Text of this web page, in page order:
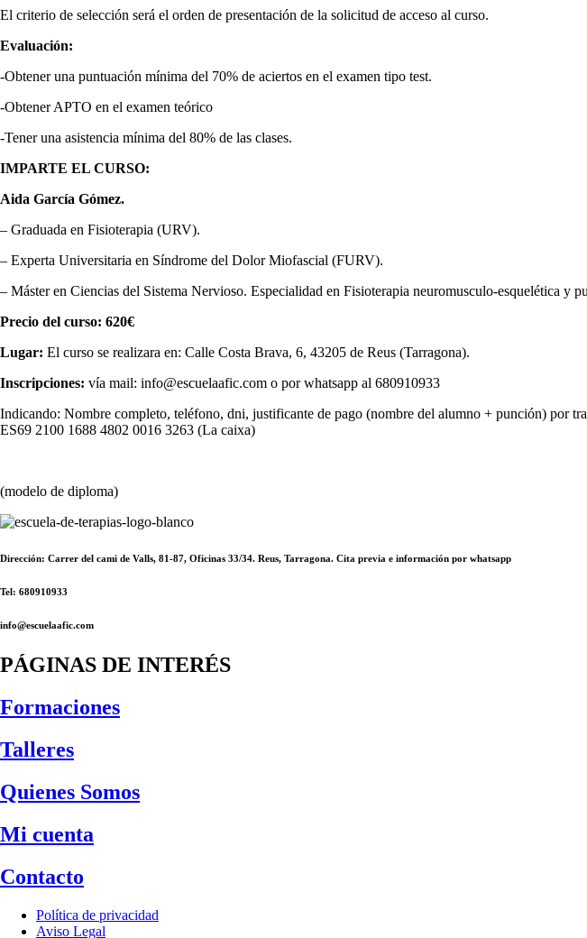
El criterio de selección será el orden de presentación de la solicitud de acceso al curso.
Evaluación:
-Obtener una puntuación mínima del 70% de aciertos en el examen tipo test.
-Obtener APTO en el examen teórico
-Tener una asistencia mínima del 80% de las clases.
IMPARTE EL CURSO:
Aida García Gómez.
– Graduada en Fisioterapia (URV).
– Experta Universitaria en Síndrome del Dolor Miofascial (FURV).
– Máster en Ciencias del Sistema Nervioso. Especialidad en Fisioterapia neuromusculo-esquelética y
Precio del curso: 620€
Lugar: El curso se realizara en: Calle Costa Brava, 6, 43205 de Reus (Tarragona).
Inscripciones: vía mail: info@escuelaafic.com o por whatsapp al 680910933
Indicando: Nombre completo, teléfono, dni, justificante de pago (nombre del alumno + punción) por
ES69 2100 1688 4802 0016 3263 (La caixa)
(modelo de diploma)
Dirección: Carrer del cami de Valls, 81-87, Oficinas 33/34. Reus, Tarragona. Cita previa e información por whatsapp
Tel: 680910933
info@escuelaafic.com
PÁGINAS DE INTERÉS
Formaciones
Talleres
Quienes Somos
Mi cuenta
Contacto
Política de privacidad
Aviso Legal